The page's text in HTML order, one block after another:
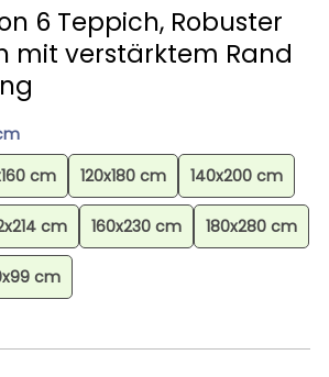
6 Teppich, Robuster
mit verstärktem Rand
cm 120x180 cm 140x200 cm
cm 160x230 cm 180x280 cm
cm